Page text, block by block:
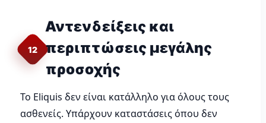
12
Αντενδείξεις και
περιπτώσεις μεγάλης
προσοχής
Το Eliquis δεν είναι κατάλληλο για όλους τους
ασθενείς. Υπάρχουν καταστάσεις όπου δεν